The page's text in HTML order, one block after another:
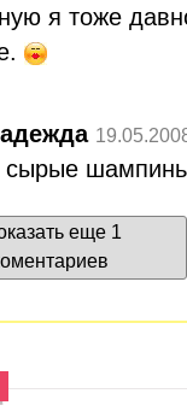
я тоже
сырые
еще 1